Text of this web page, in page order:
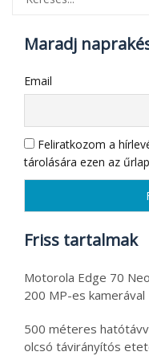
Maradj
Email
Feliratkozom a
tárolására ezen az
Friss tartalmak
Motorola Edge 70
200 MP-es kamerával
500 méteres
olcsó távirányítós